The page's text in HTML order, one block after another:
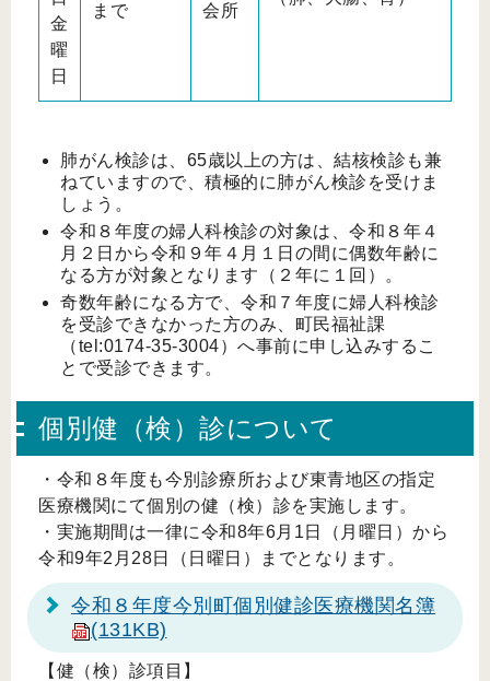
金
曜
日
まで
会所
肺がん検診は、65歳以上の方は、結核検診も兼
ねていますので、積極的に肺がん検診を受けま
しょう。
令和８年度の婦人科検診の対象は、令和８年４
月２日から令和９年４月１日の間に偶数年齢に
なる方が対象となります（２年に１回）。
奇数年齢になる方で、令和７年度に婦人科検診
を受診できなかった方のみ、町民福祉課
（tel:0174-35-3004）へ事前に申し込みするこ
とで受診できます。
個別健（検）診について
・令和８年度も今別診療所および東青地区の指定
医療機関にて個別の健（検）診を実施します。
・実施期間は一律に令和8年6月1日（月曜日）から
令和9年2月28日（日曜日）までとなります。
令和８年度今別町個別健診医療機関名簿
(131KB)
【健（検）診項目】